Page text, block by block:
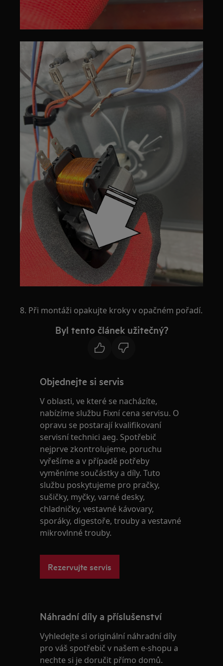
8. Při montáži opakujte kroky v opačném pořadí.
Byl tento článek užitečný?
Objednejte si servis
V oblasti, ve které se nacházíte,
nabízíme službu Fixní cena servisu. O
opravu se postarají kvalifikovaní
servisní technici aeg. Spotřebič
nejprve zkontrolujeme, poruchu
vyřešíme a v případě potřeby
vyměníme součástky a díly. Tuto
službu poskytujeme pro pračky,
sušičky, myčky, varné desky,
chladničky, vestavné kávovary,
sporáky, digestoře, trouby a vestavné
mikrovlnné trouby.
Rezervujte servis
Náhradní díly a příslušenství
Vyhledejte si originální náhradní díly
pro váš spotřebič v našem e-shopu a
nechte si je doručit přímo domů.